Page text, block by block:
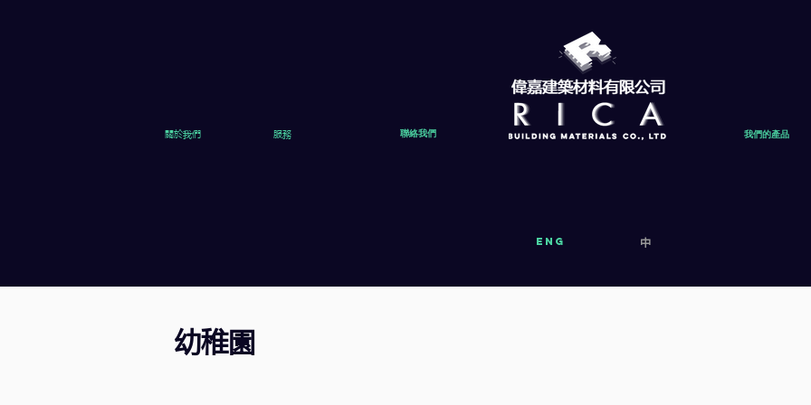
關於我們 服務 聯絡我們 我們的產品
eng 中
幼稚園